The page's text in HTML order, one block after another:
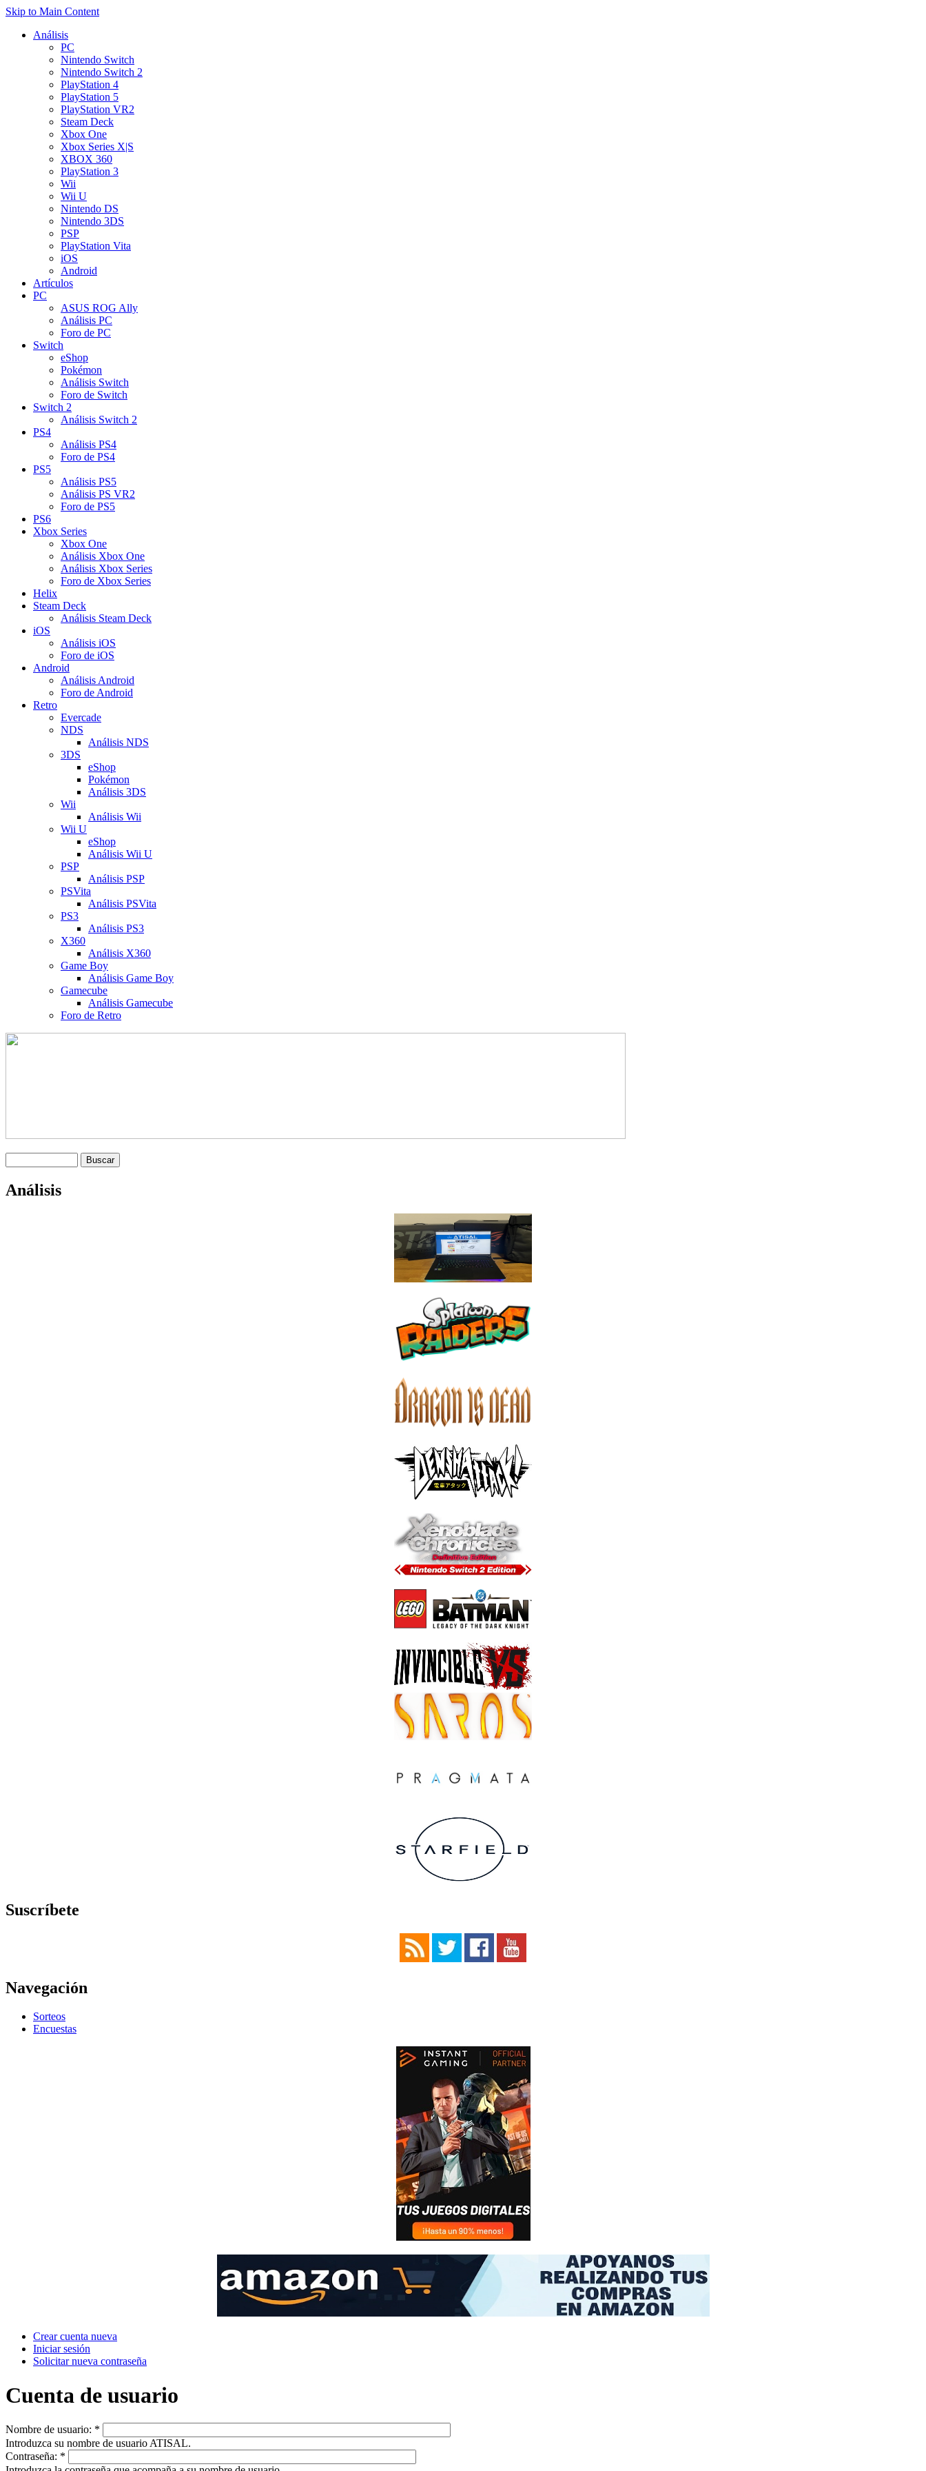
Skip to Main Content
Análisis
PC
Nintendo Switch
Nintendo Switch 2
PlayStation 4
PlayStation 5
PlayStation VR2
Steam Deck
Xbox One
Xbox Series X|S
XBOX 360
PlayStation 3
Wii
Wii U
Nintendo DS
Nintendo 3DS
PSP
PlayStation Vita
iOS
Android
Artículos
PC
ASUS ROG Ally
Análisis PC
Foro de PC
Switch
eShop
Pokémon
Análisis Switch
Foro de Switch
Switch 2
Análisis Switch 2
PS4
Análisis PS4
Foro de PS4
PS5
Análisis PS5
Análisis PS VR2
Foro de PS5
PS6
Xbox Series
Xbox One
Análisis Xbox One
Análisis Xbox Series
Foro de Xbox Series
Helix
Steam Deck
Análisis Steam Deck
iOS
Análisis iOS
Foro de iOS
Android
Análisis Android
Foro de Android
Retro
Evercade
NDS
Análisis NDS
3DS
eShop
Pokémon
Análisis 3DS
Wii
Análisis Wii
Wii U
eShop
Análisis Wii U
PSP
Análisis PSP
PSVita
Análisis PSVita
PS3
Análisis PS3
X360
Análisis X360
Game Boy
Análisis Game Boy
Gamecube
Análisis Gamecube
Foro de Retro
Análisis
Suscríbete
Navegación
Sorteos
Encuestas
Crear cuenta nueva
Iniciar sesión
Solicitar nueva contraseña
Cuenta de usuario
Nombre de usuario: *
Introduzca su nombre de usuario ATISAL.
Contraseña: *